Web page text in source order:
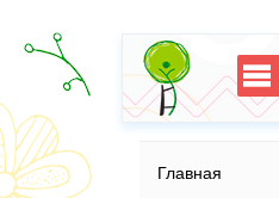
Главная